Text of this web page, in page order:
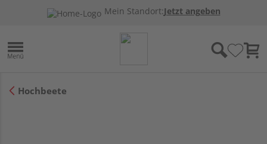
Mein Standort:Jetzt angeben
Hochbeete